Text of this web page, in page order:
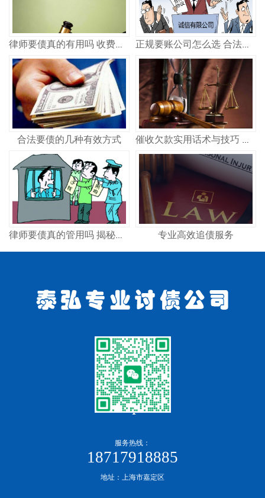
律师要债真的有用吗 收费多少 正规要账公司怎么选 合法追债记住这几点
合法要债的几种有效方式 催收欠款实用话术与技巧 合法高效讨债策略
律师要债真的管用吗 揭秘专业律师追债全流程 专业高效追债服务
服务热线：
18717918885
地址：上海市嘉定区